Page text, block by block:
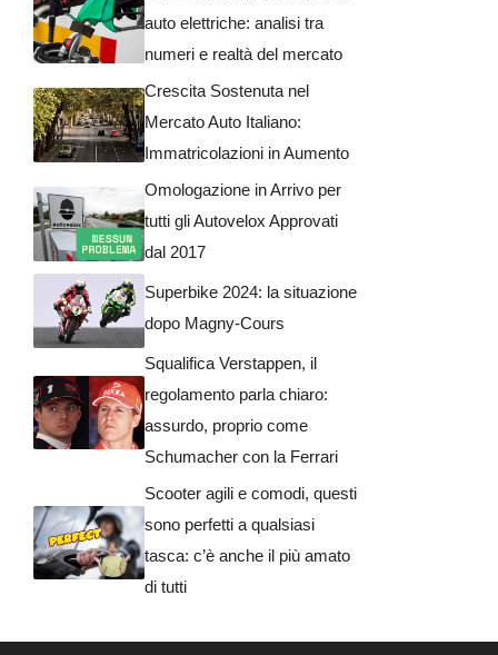
auto elettriche: analisi tra
numeri e realtà del mercato
Crescita Sostenuta nel
Mercato Auto Italiano:
Immatricolazioni in Aumento
Omologazione in Arrivo per
tutti gli Autovelox Approvati
dal 2017
Superbike 2024: la situazione
dopo Magny-Cours
Squalifica Verstappen, il
regolamento parla chiaro:
assurdo, proprio come
Schumacher con la Ferrari
Scooter agili e comodi, questi
sono perfetti a qualsiasi
tasca: c’è anche il più amato
di tutti